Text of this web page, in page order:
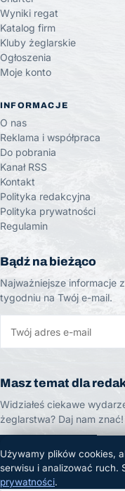
Wyniki regat
Katalog firm
Kluby żeglarskie
Ogłoszenia
Moje konto
INFORMACJE
O nas
Reklama i współpraca
Do pobrania
Kanał RSS
Kontakt
Polityka redakcyjna
Polityka prywatności
Regulamin
Bądź na bieżąco
Najważniejsze informacje
tygodniu na Twój e-mail.
Masz temat dla
Widziałeś ciekawe
żeglarstwa? Daj nam znać!
ZGŁOŚ TEMAT
Używamy plików cookies,
serwisu i analizować ruch.
prywatności.